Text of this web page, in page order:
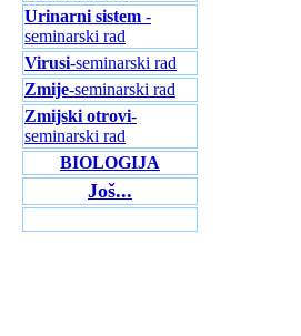
Urinarni sistem -
seminarski rad
Virusi-seminarski rad
Zmije-seminarski rad
Zmijski otrovi-
seminarski rad
BIOLOGIJA
Još...